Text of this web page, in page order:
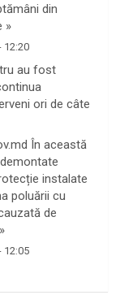
din
»
12:20
au fost
ori de câte
În această
instalate
poluării cu
de
12:05